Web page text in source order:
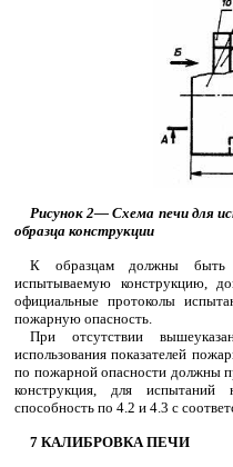
Рисунок 2— Схема печи для
образца конструкции
К образцам должны быть
испытываемую конструкцию,
официальные протоколы
пожарную опасность.
При отсутствии
использования показателей
по пожарной опасности должны
конструкция, для испытаний
способность по 4.2 и 4.3 с
7 КАЛИБРОВКА ПЕЧИ